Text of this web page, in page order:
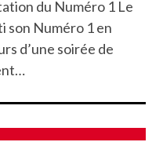
du Numéro 1 Le
son Numéro 1 en
d’une soirée de